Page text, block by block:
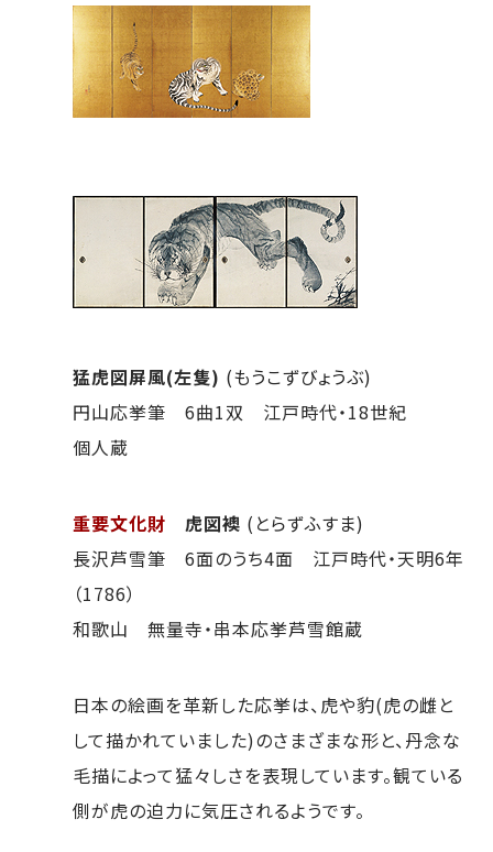
猛虎図屏風(左隻) (もうこずびょうぶ)
円山応挙筆 6曲1双 江戸時代・18世紀
個人蔵
重要文化財 虎図襖 (とらずふすま)
長沢芦雪筆 6面のうち4面 江戸時代・天明6年
（1786）
和歌山 無量寺・串本応挙芦雪館蔵
日本の絵画を革新した応挙は、虎や豹(虎の雌と
して描かれていました)のさまざまな形と、丹念な
毛描によって猛々しさを表現しています。観ている
側が虎の迫力に気圧されるようです。